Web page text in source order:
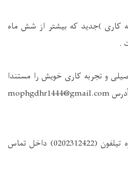
کاری )جدید که بیشتر از شش ماه
.
و تجربه کاری خویش را مستندا
mophgdhr1444@gmail.com
تيلفون (0202312422) داخل تماس